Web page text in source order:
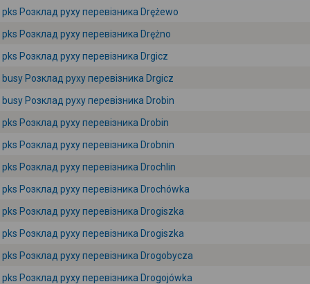
pks Розклад руху перевізника Drężewo
pks Розклад руху перевізника Drężno
pks Розклад руху перевізника Drgicz
busy Розклад руху перевізника Drgicz
busy Розклад руху перевізника Drobin
pks Розклад руху перевізника Drobin
pks Розклад руху перевізника Drobnin
pks Розклад руху перевізника Drochlin
pks Розклад руху перевізника Drochówka
pks Розклад руху перевізника Drogiszka
pks Розклад руху перевізника Drogiszka
pks Розклад руху перевізника Drogobycza
pks Розклад руху перевізника Drogojówka